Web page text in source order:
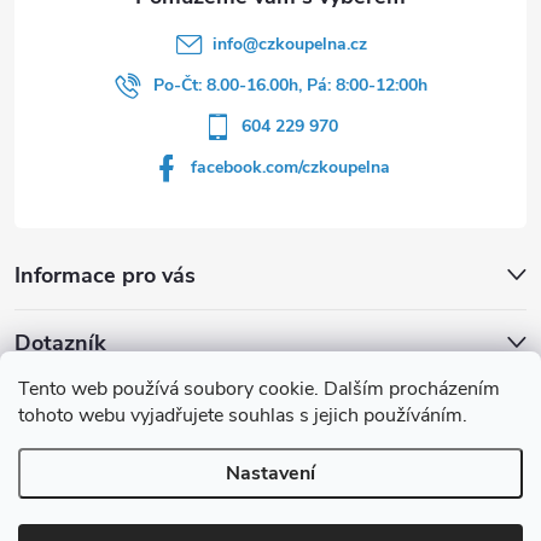
Tento web používá soubory cookie. Dalším procházením
tohoto webu vyjadřujete souhlas s jejich používáním.
Nastavení
u
Informace pro vás
info@czkoupelna.cz
Po-Čt: 8.00-16.00h, Pá: 8:00-12:00h
604 229 970
facebook.com/czkoupelna
Dotazník
Líbí se vám u sprchového koutu rám barvě
Počet hlasů:149
Copyright 2026czkoupelna.cz. Všechna práva vyhrazena.